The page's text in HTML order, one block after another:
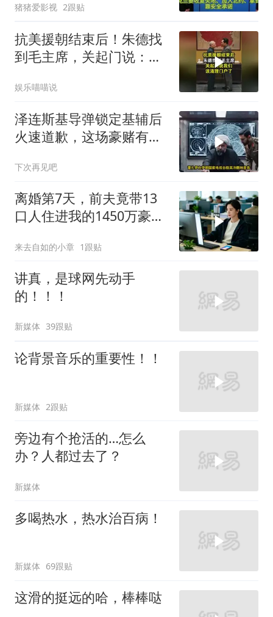
猪猪爱影视 2跟贴
抗美援朝结束后！朱德找
到毛主席，关起门说：我
娱乐喵喵说
泽连斯基导弹锁定基辅后
火速道歉，这场豪赌有多
下次再见吧
离婚第7天，前夫竟带13
口人住进我的1450万豪
来去自如的小章 1跟贴
讲真，是球网先动手
的！！！
新媒体 39跟贴
论背景音乐的重要性！！
新媒体 2跟贴
旁边有个抢活的…怎么
办？人都过去了？
新媒体
多喝热水，热水治百病！
新媒体 69跟贴
这滑的挺远的哈，棒棒哒